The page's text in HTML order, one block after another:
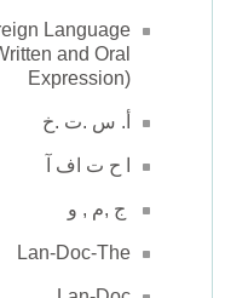
Language
and Oral
Expression)
أ. س .ت .خ
ا ح ت اف آ
ج ,م , و
Lan-Doc-The